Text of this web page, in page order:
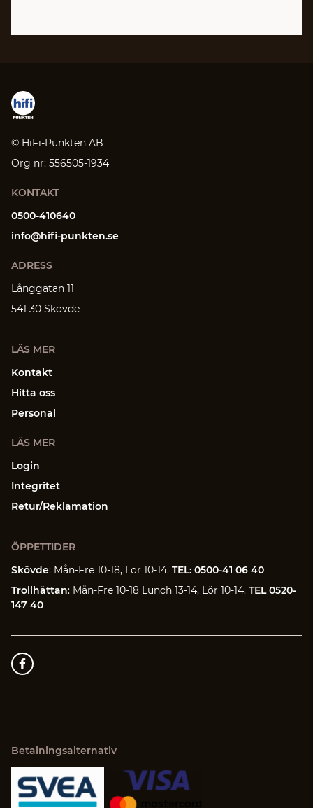
© HiFi-Punkten AB
Org nr: 556505-1934
KONTAKT
0500-410640
info@hifi-punkten.se
ADRESS
Långgatan 11
541 30 Skövde
LÄS MER
Kontakt
Hitta oss
Personal
LÄS MER
Login
Integritet
Retur/Reklamation
ÖPPETTIDER
Skövde: Mån-Fre 10-18, Lör 10-14. TEL: 0500-41 06 40
Trollhättan: Mån-Fre 10-18 Lunch 13-14, Lör 10-14. TEL 0520-
147 40
Betalningsalternativ